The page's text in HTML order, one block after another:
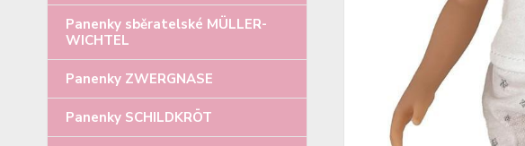
Panenky sběratelské MÜLLER-
WICHTEL
Panenky ZWERGNASE
Panenky SCHILDKRÖT